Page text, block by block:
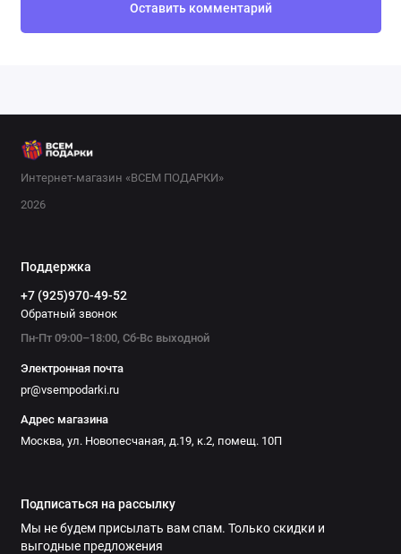
Оставить комментарий
Интернет-магазин «ВСЕМ ПОДАРКИ»
2026
Поддержка
+7 (925)970-49-52
Обратный звонок
Пн-Пт 09:00–18:00, Сб-Вс выходной
Электронная почта
pr@vsempodarki.ru
Адрес магазина
Москва, ул. Новопесчаная, д.19, к.2, помещ. 10П
Подписаться на рассылку
Мы не будем присылать вам спам. Только скидки и
выгодные предложения